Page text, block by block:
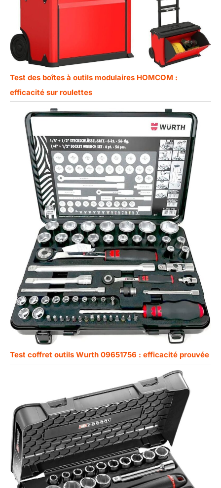
Test des boîtes à outils modulaires HOMCOM :
efficacité sur roulettes
Test coffret outils Wurth 09651756 : efficacité prouvée